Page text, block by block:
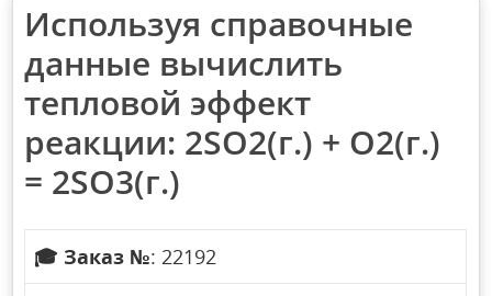
Используя справочные
данные вычислить
тепловой эффект
реакции: 2SO2(г.) + O2(г.)
= 2SO3(г.)
🎓 Заказ №: 22192